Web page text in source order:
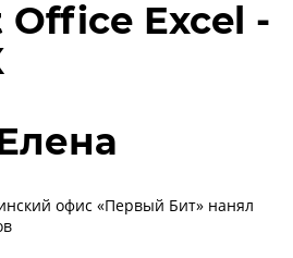
Excel -
офис «Первый Бит» нанял